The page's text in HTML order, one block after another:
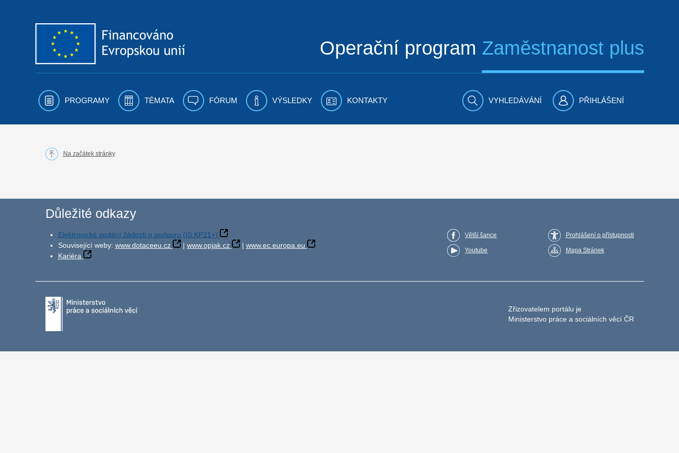
Operační program Zaměstnanost plus
PROGRAMY TÉMATA FÓRUM VÝSLEDKY KONTAKTY VYHLEDÁVÁNÍ PŘIHLÁŠENÍ
Na začátek stránky
Důležité odkazy
Elektronické podání žádosti o podporu (IS KP21+)
Související weby: www.dotaceeu.cz | www.opjak.cz | www.ec.europa.eu
Kariéra
Větší šance
Youtube
Prohlášení o přístupnosti
Mapa Stránek
Zřizovatelem portálu je
Ministerstvo práce a sociálních věcí ČR